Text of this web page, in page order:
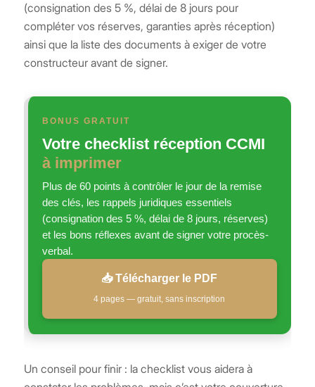
(consignation des 5 %, délai de 8 jours pour
compléter vos réserves, garanties après réception)
ainsi que la liste des documents à exiger de votre
constructeur avant de signer.
BONUS GRATUIT
Votre checklist réception CCMI
à imprimer
Plus de 60 points à contrôler le jour de la remise
des clés, les rappels juridiques essentiels
(consignation des 5 %, délai de 8 jours, réserves)
et les bons réflexes avant de signer votre procès-
verbal.
📥 Télécharger le PDF
4 pages — gratuit, sans inscription
Un conseil pour finir : la checklist vous aidera à